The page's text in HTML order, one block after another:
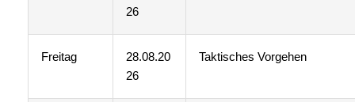
26
Freitag
28.08.20
26
Taktisches Vorgehen